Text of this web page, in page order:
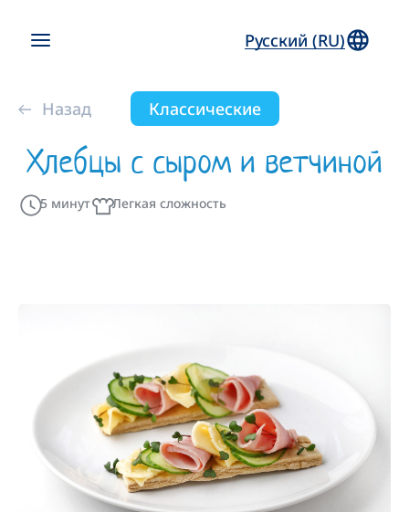
Русский (RU)
Назад Классические
Хлебцы с сыром и ветчиной
5 минут Легкая сложность